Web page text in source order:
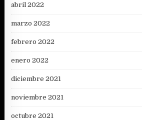
abril 2022
marzo 2022
febrero 2022
enero 2022
diciembre 2021
noviembre 2021
octubre 2021